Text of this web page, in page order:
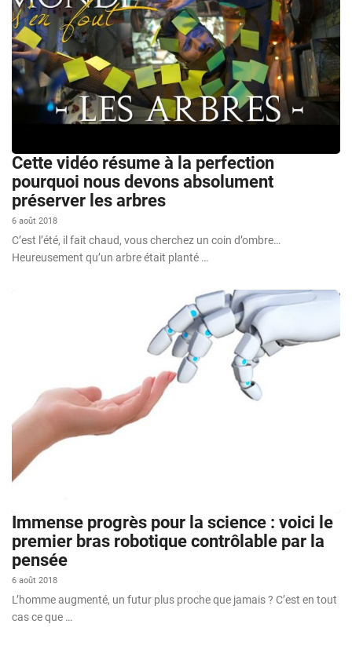
Cette vidéo résume à la perfection
pourquoi nous devons absolument
préserver les arbres
6 août 2018
C’est l’été, il fait chaud, vous cherchez un coin d’ombre…
Heureusement qu’un arbre était planté …
Immense progrès pour la science : voici le
premier bras robotique contrôlable par la
pensée
6 août 2018
L’homme augmenté, un futur plus proche que jamais ? C’est en tout
cas ce que …